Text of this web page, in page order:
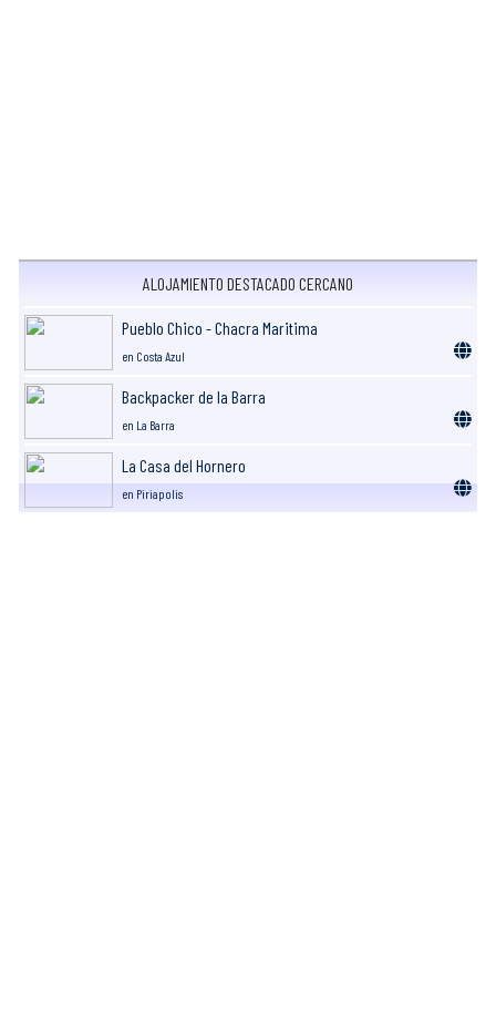
ALOJAMIENTO DESTACADO CERCANO
Pueblo Chico - Chacra Maritima
en Costa Azul
Backpacker de la Barra
en La Barra
La Casa del Hornero
en Piriapolis